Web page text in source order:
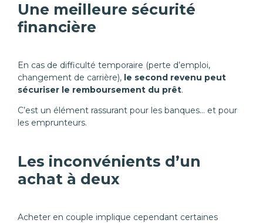
Une meilleure sécurité
financière
En cas de difficulté temporaire (perte d’emploi,
changement de carrière), le second revenu peut
sécuriser le remboursement du prêt.
C’est un élément rassurant pour les banques… et pour
les emprunteurs.
Les inconvénients d’un
achat à deux
Acheter en couple implique cependant certaines